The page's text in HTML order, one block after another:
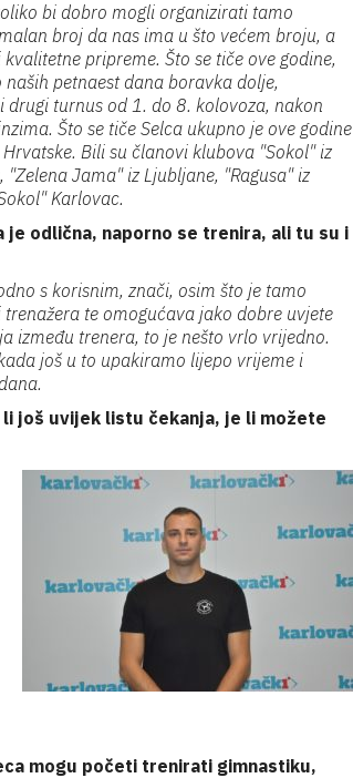
bi dobro mogli organizirati tamo
broj da nas ima u što većem broju, a
pripreme. Što se tiče ove godine,
petnaest dana boravka dolje,
turnus od 1. do 8. kolovoza, nakon
Što se tiče Selca ukupno je ove godine
Bili su članovi klubova "Sokol" iz
Jama" iz Ljubljane, "Ragusa" iz
Karlovac.
odlična, naporno se trenira, ali tu su i
s korisnim, znači, osim što je tamo
te omogućava jako dobre uvjete
između trenera, to je nešto vrlo vrijedno.
još u to upakiramo lijepo vrijeme i
još uvijek listu čekanja, je li možete
mogu početi trenirati gimnastiku,